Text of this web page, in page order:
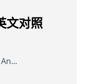
文对照